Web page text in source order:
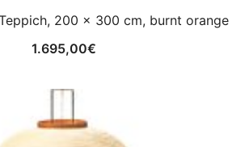
200 x 300 cm, burnt orange
1.695,00€